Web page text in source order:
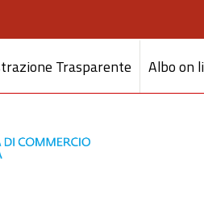
Trasparente Albo on